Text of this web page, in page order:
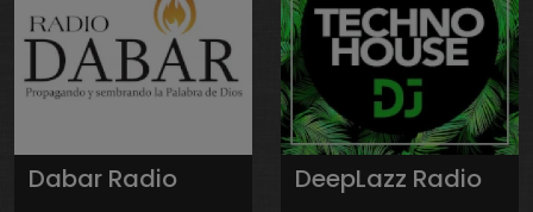
Dabar Radio DeepLazz Radio